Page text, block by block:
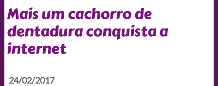
Mais um cachorro de
dentadura conquista a
internet
24/02/2017